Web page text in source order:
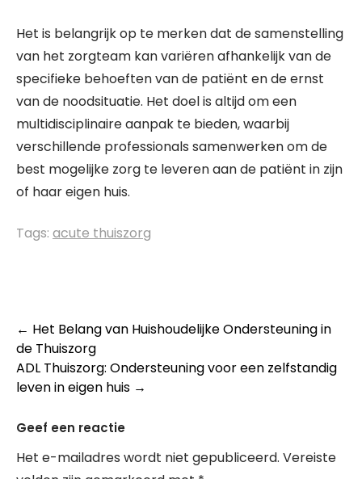
Het is belangrijk op te merken dat de samenstelling
van het zorgteam kan variëren afhankelijk van de
specifieke behoeften van de patiënt en de ernst
van de noodsituatie. Het doel is altijd om een
multidisciplinaire aanpak te bieden, waarbij
verschillende professionals samenwerken om de
best mogelijke zorg te leveren aan de patiënt in zijn
of haar eigen huis.
Tags: acute thuiszorg
Post
navigation
← Het Belang van Huishoudelijke Ondersteuning in
de Thuiszorg
ADL Thuiszorg: Ondersteuning voor een zelfstandig
leven in eigen huis →
Geef een reactie
Het e-mailadres wordt niet gepubliceerd. Vereiste